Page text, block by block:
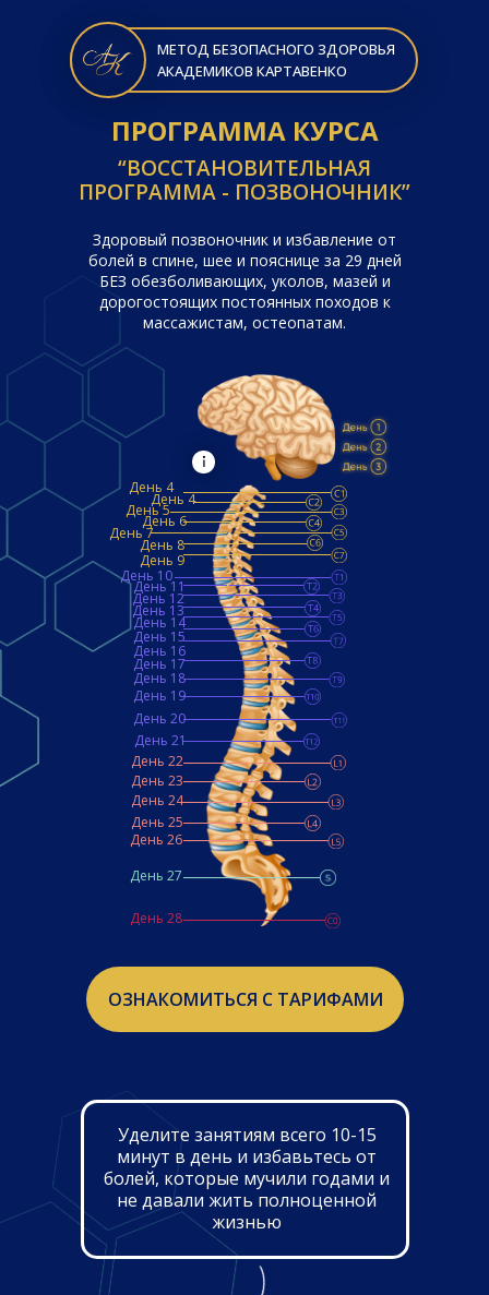
ПРОГРАММА КУРСА
“ВОССТАНОВИТЕЛЬНАЯ
ПРОГРАММА - ПОЗВОНОЧНИК”
Здоровый позвоночник и избавление от
болей в спине, шее и пояснице за 29 дней
БЕЗ обезболивающих, уколов, мазей и
дорогостоящих постоянных походов к
массажистам, остеопатам.
ОЗНАКОМИТЬСЯ С ТАРИФАМИ
МЕТОД БЕЗОПАСНОГО ЗДОРОВЬЯ
АКАДЕМИКОВ КАРТАВЕНКО
День 4
День 4
День 5
День 6
День 7
День 8
День 9
День 10
День 11
День 12
День 13
День 14
День 15
День 16
День 17
День 18
День 19
День 20
День 21
День 22
День 23
День 24
День 25
День 26
День 27
День 28
Уделите занятиям всего 10-15
минут в день и избавьтесь от
болей, которые мучили годами и
не давали жить полноценной
жизнью